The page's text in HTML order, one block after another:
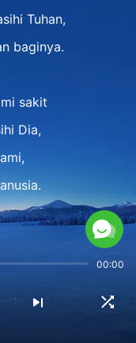
Tuhan,
baginya.
sakit
Dia,
sakit
Iblis
Nya.
00:00